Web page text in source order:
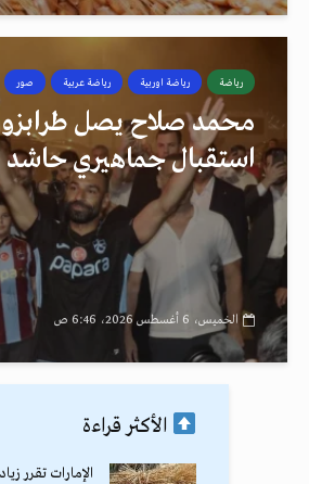
رياضة رياضة اوربية رياضة عربية صور
محمد صلاح يصل
استقبال جماهيري حاشد
الخميس، 6 أغسطس 2026، 6:46 ص
الأكثر قراءة
الإمارات تقرر